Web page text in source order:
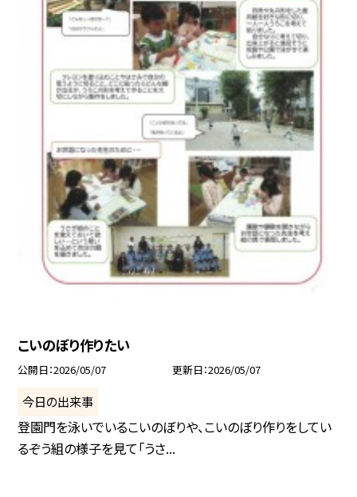
こいのぼり作りたい
公開日 2026/05/07 更新日 2026/05/07
今日の出来事
登園門を泳いでいるこいのぼりや、こいのぼり作りをしてい
るぞう組の様子を見て「うさ...